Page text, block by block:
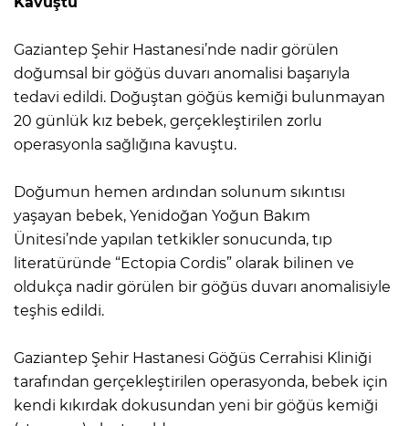
Gaziantep Şehir Hastanesi’nde nadir görülen
doğumsal bir göğüs duvarı anomalisi başarıyla
tedavi edildi. Doğuştan göğüs kemiği bulunmayan
20 günlük kız bebek, gerçekleştirilen zorlu
operasyonla sağlığına kavuştu.
Doğumun hemen ardından solunum sıkıntısı
yaşayan bebek, Yenidoğan Yoğun Bakım
Ünitesi’nde yapılan tetkikler sonucunda, tıp
literatüründe “Ectopia Cordis” olarak bilinen ve
oldukça nadir görülen bir göğüs duvarı anomalisiyle
teşhis edildi.
Gaziantep Şehir Hastanesi Göğüs Cerrahisi Kliniği
tarafından gerçekleştirilen operasyonda, bebek için
kendi kıkırdak dokusundan yeni bir göğüs kemiği